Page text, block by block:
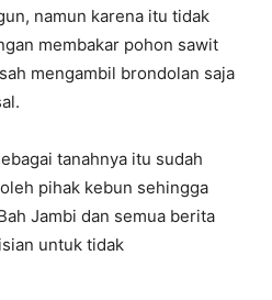
namun karena itu tidak
membakar pohon sawit
mengambil brondolan saja
tanahnya itu sudah
pihak kebun sehingga
Jambi dan semua berita
untuk tidak